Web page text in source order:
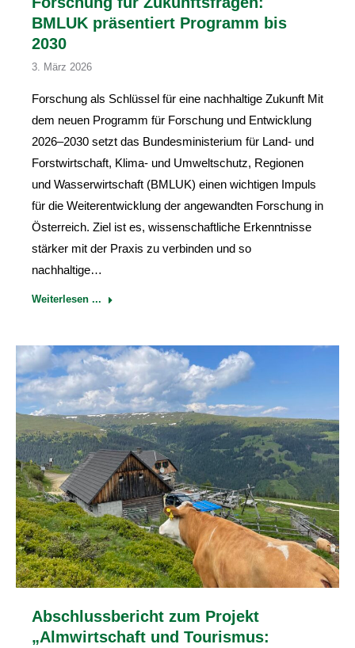
BMLUK präsentiert Programm bis
2030
3. März 2026
Forschung als Schlüssel für eine nachhaltige Zukunft Mit
dem neuen Programm für Forschung und Entwicklung
2026–2030 setzt das Bundesministerium für Land- und
Forstwirtschaft, Klima- und Umweltschutz, Regionen
und Wasserwirtschaft (BMLUK) einen wichtigen Impuls
für die Weiterentwicklung der angewandten Forschung in
Österreich. Ziel ist es, wissenschaftliche Erkenntnisse
stärker mit der Praxis zu verbinden und so
nachhaltige…
Weiterlesen ...
Abschlussbericht zum Projekt
„Almwirtschaft und Tourismus: